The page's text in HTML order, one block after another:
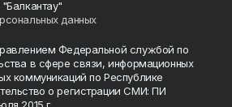
данных
Федеральной службой по
в сфере связи, информационных
коммуникаций по Республике
о регистрации СМИ: ПИ